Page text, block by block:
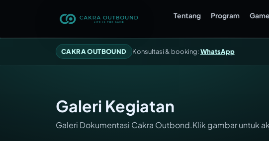
CAKRA OUTBOUND Konsultasi & booking:WhatsApp
Tentang Program Game
Galeri Kegiatan
Galeri Dokumentasi Cakra Outbond.Klik gambar untuk